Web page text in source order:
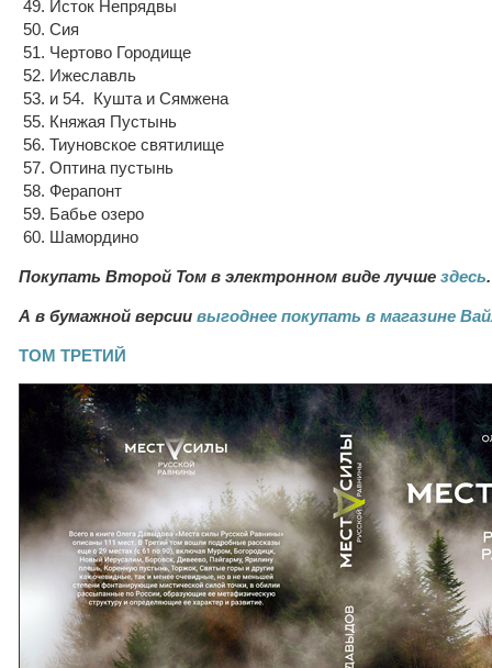
49. Исток Непрядвы
50. Сия
51. Чертово Городище
52. Ижеславль
53. и 54. Кушта и Сямжена
55. Княжая Пустынь
56. Тиуновское святилище
57. Оптина пустынь
58. Ферапонт
59. Бабье озеро
60. Шамордино
Покупать Второй Том в электронном виде лучше здесь.
А в бумажной версии выгоднее покупать в магазине
ТОМ ТРЕТИЙ